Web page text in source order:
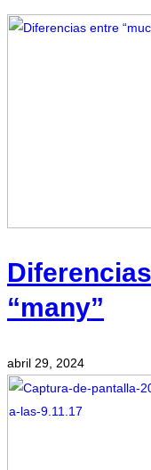
“many”
abril 29, 2024